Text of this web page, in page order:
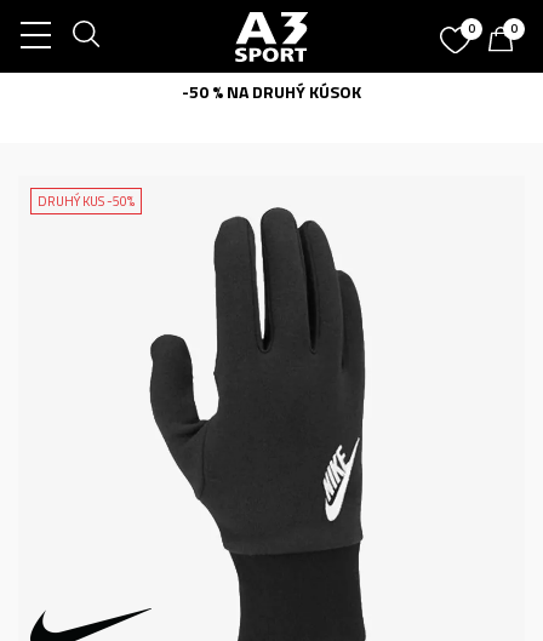
0 0
-50 % NA DRUHÝ KÚSOK
DRUHÝ KUS -50%